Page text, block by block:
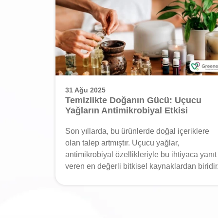
31 Ağu 2025
Temizlikte Doğanın Gücü: Uçucu
Yağların Antimikrobiyal Etkisi
Son yıllarda, bu ürünlerde doğal içeriklere
olan talep artmıştır. Uçucu yağlar,
antimikrobiyal özellikleriyle bu ihtiyaca yanıt
veren en değerli bitkisel kaynaklardan